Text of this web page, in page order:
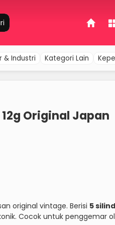
& Industri Kategori Lain
Original Japan
original vintage. Berisi 5
Cocok untuk penggemar